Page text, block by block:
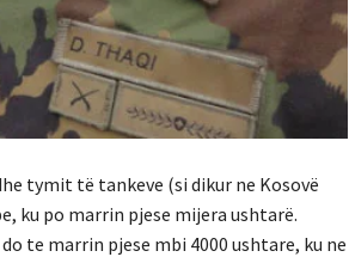
tymit të tankeve (si dikur ne Kosovë
ku po marrin pjese mijera ushtarë.
te marrin pjese mbi 4000 ushtare, ku ne